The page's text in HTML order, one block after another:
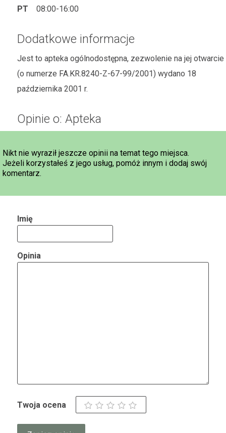
PT
08:00-16:00
Dodatkowe informacje
Jest to apteka ogólnodostępna, zezwolenie na jej otwarcie
(o numerze FA.KR.8240-Z-67-99/2001) wydano 18
października 2001 r.
Opinie o: Apteka
Nikt nie wyraził jeszcze opinii na temat tego miejsca.
Jeżeli korzystałeś z jego usług, pomóż innym i dodaj swój
komentarz.
Imię
Opinia
Twoja ocena